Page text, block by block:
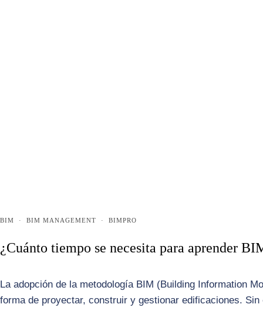
BIM · BIM MANAGEMENT · BIMPRO
¿Cuánto tiempo se necesita para aprender
La adopción de la metodología BIM (Building Information
forma de proyectar, construir y gestionar edificaciones. Sin